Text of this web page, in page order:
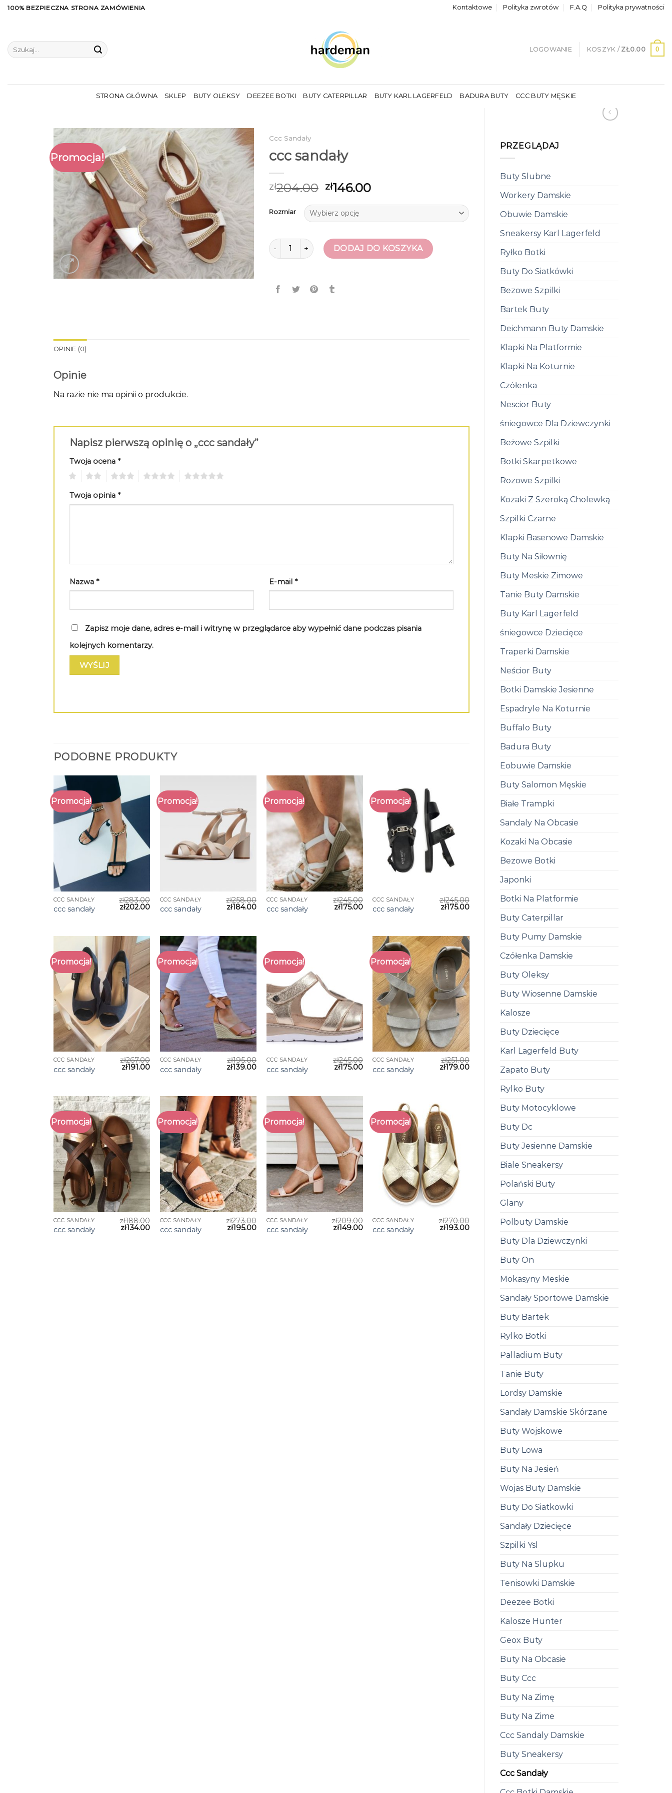
Skip100% BEZPIECZNA STRONA ZAMÓWIENIA Kontaktowe Polityka zwrotów F.A.Q Polityka prywatności
Szukaj:
LOGOWANIE KOSZYK / ZŁ0.00 0
STRONA GŁÓWNA SKLEP BUTY OLEKSY DEEZEE BOTKI BUTY CATERPILLAR BUTY KARL LAGERFELD BADURA BUTY CCC BUTY MĘSKIE
PRZEGLĄDAJ
Buty Slubne
Workery Damskie
Obuwie Damskie
Sneakersy Karl Lagerfeld
Ryłko Botki
Buty Do Siatkówki
Bezowe Szpilki
Bartek Buty
Deichmann Buty Damskie
Klapki Na Platformie
Klapki Na Koturnie
Czółenka
Nescior Buty
śniegowce Dla Dziewczynki
Beżowe Szpilki
Botki Skarpetkowe
Rozowe Szpilki
Kozaki Z Szeroką Cholewką
Szpilki Czarne
Klapki Basenowe Damskie
Buty Na Siłownię
Buty Meskie Zimowe
Tanie Buty Damskie
Buty Karl Lagerfeld
śniegowce Dziecięce
Traperki Damskie
Neścior Buty
Botki Damskie Jesienne
Espadryle Na Koturnie
Buffalo Buty
Badura Buty
Eobuwie Damskie
Buty Salomon Męskie
Białe Trampki
Sandaly Na Obcasie
Kozaki Na Obcasie
Bezowe Botki
Japonki
Botki Na Platformie
Buty Caterpillar
Buty Pumy Damskie
Czółenka Damskie
Buty Oleksy
Buty Wiosenne Damskie
Kalosze
Buty Dziecięce
Karl Lagerfeld Buty
Zapato Buty
Rylko Buty
Buty Motocyklowe
Buty Dc
Buty Jesienne Damskie
Biale Sneakersy
Polański Buty
Glany
Polbuty Damskie
Buty Dla Dziewczynki
Buty On
Mokasyny Meskie
Sandały Sportowe Damskie
Buty Bartek
Rylko Botki
Palladium Buty
Tanie Buty
Lordsy Damskie
Sandały Damskie Skórzane
Buty Wojskowe
Buty Lowa
Buty Na Jesień
Wojas Buty Damskie
Buty Do Siatkowki
Sandały Dziecięce
Szpilki Ysl
Buty Na Slupku
Tenisowki Damskie
Deezee Botki
Kalosze Hunter
Geox Buty
Buty Na Obcasie
Buty Ccc
Buty Na Zimę
Buty Na Zime
Ccc Sandaly Damskie
Buty Sneakersy
Ccc Sandały
Promocja!
Ccc Sandały
ccc sandały
zł204.00 zł146.00
Rozmiar
ilość ccc sandały DODAJ DO KOSZYKA
OPINIE (0)
Opinie
Na razie nie ma opinii o produkcie.
Napisz pierwszą opinię o „ccc sandały”
Twoja ocena *
Twoja opinia *
Nazwa * E-mail *
Zapisz moje dane, adres e-mail i witrynę w przeglądarce aby wypełnić dane podczas pisania
kolejnych komentarzy.
PODOBNE PRODUKTY
Promocja!
CCC SANDAŁY
ccc sandały
zł283.00
zł202.00
Promocja!
CCC SANDAŁY
ccc sandały
zł258.00
zł184.00
Promocja!
CCC SANDAŁY
ccc sandały
zł245.00
zł175.00
Promocja!
CCC SANDAŁY
ccc sandały
zł245.00
zł175.00
Promocja!
CCC SANDAŁY
ccc sandały
zł267.00
zł191.00
Promocja!
CCC SANDAŁY
ccc sandały
zł195.00
zł139.00
Promocja!
CCC SANDAŁY
ccc sandały
zł245.00
zł175.00
Promocja!
CCC SANDAŁY
ccc sandały
zł251.00
zł179.00
Promocja!
CCC SANDAŁY
ccc sandały
zł188.00
zł134.00
Promocja!
CCC SANDAŁY
ccc sandały
zł273.00
zł195.00
Promocja!
CCC SANDAŁY
ccc sandały
zł209.00
zł149.00
Promocja!
CCC SANDAŁY
ccc sandały
zł270.00
zł193.00